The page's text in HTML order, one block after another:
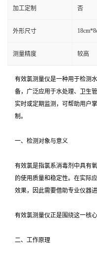
加工定制 否
外形尺寸
测量精度 较高
有效氯测量仪是一种用于检测
备，广泛应用于水处理、卫生
实时或定期监测，可帮助用户
制。
一、检测对象与意义
有效氯是指氯系消毒剂中具有
的使用质量和稳定性。在实际
效果，因此需要借助专业仪器进
有效氯测量仪正是围绕这一核
二、工作原理